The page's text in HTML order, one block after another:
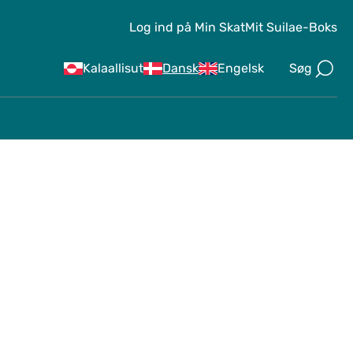
Kalaallisut Dansk Engelsk Søg
Log ind på Min SkatMit Suilae-Boks